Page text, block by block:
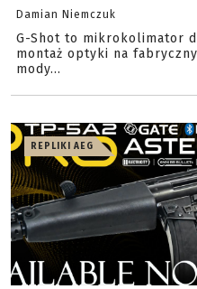
Damian Niemczuk
G-Shot to mikrokolimator
montaż optyki na
mody...
REPLIKI AEG